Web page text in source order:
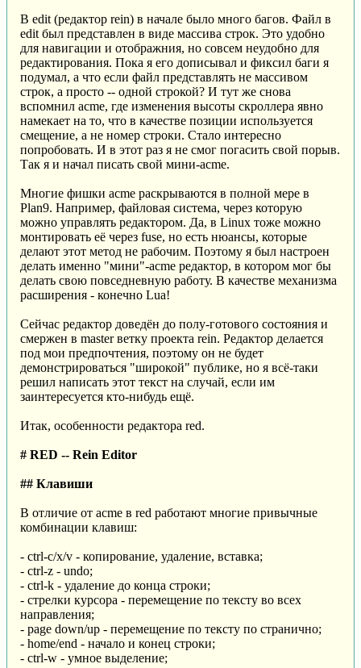
В edit (редактор rein) в начале было много багов. Файл в
edit был представлен в виде массива строк. Это удобно
для навигации и отображния, но совсем неудобно для
редактирования. Пока я его дописывал и фиксил баги я
подумал, а что если файл представлять не массивом
строк, а просто -- одной строкой? И тут же снова
вспомнил acme, где изменения высоты скроллера явно
намекает на то, что в качестве позиции используется
смещение, а не номер строки. Стало интересно
попробовать. И в этот раз я не смог погасить свой порыв.
Так я и начал писать свой мини-acme.
Многие фишки acme раскрываются в полной мере в
Plan9. Например, файловая система, через которую
можно управлять редактором. Да, в Linux тоже можно
монтировать её через fuse, но есть нюансы, которые
делают этот метод не рабочим. Поэтому я был настроен
делать именно "мини"-acme редактор, в котором мог бы
делать свою повседневную работу. В качестве механизма
расширения - конечно Lua!
Сейчас редактор доведён до полу-готового состояния и
смержен в master ветку проекта rein. Редактор делается
под мои предпочтения, поэтому он не будет
демонстрироваться "широкой" публике, но я всё-таки
решил написать этот текст на случай, если им
заинтересуется кто-нибудь ещё.
Итак, особенности редактора red.
# RED -- Rein Editor
## Клавиши
В отличие от acme в red работают многие привычные
комбинации клавиш:
- ctrl-c/x/v - копирование, удаление, вставка;
- ctrl-z - undo;
- ctrl-k - удаление до конца строки;
- стрелки курсора - перемещение по тексту во всех
направления;
- page down/up - перемещение по тексту по странично;
- home/end - начало и конец строки;
- ctrl-w - умное выделение;